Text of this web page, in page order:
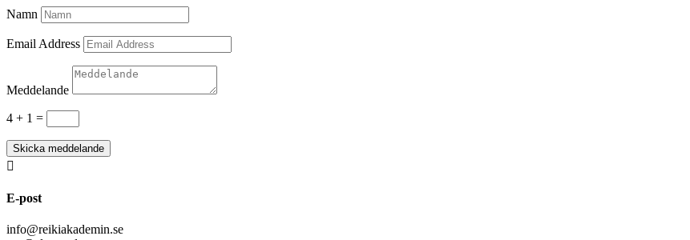
Namn
Email Address
Meddelande
4 + 1 =
Skicka meddelande

E-post
info@reikiakademin.se